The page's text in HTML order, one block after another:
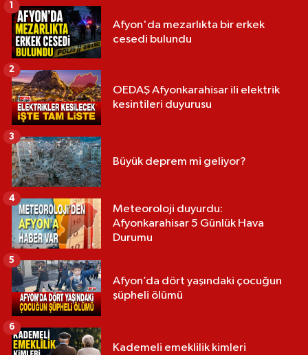
Afyon'da mezarlıkta bir erkek
cesedi bulundu
1
OEDAŞ Afyonkarahisar ili elektrik
kesintileri duyurusu
2
Büyük deprem mi geliyor?
3
Meteoroloji duyurdu:
Afyonkarahisar 5 Günlük Hava
Durumu
4
Afyon’da dört yaşındaki çocuğun
şüpheli ölümü
5
Kademeli emeklilik kimleri
6